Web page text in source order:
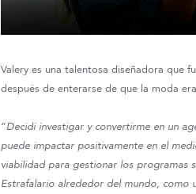
Valery es una talentosa diseñadora que
después de enterarse de que la moda
“Decidí investigar y convertirme en un
puede impactar positivamente en el
viabilidad para gestionar los programas
Estrafalario alrededor del mundo, como